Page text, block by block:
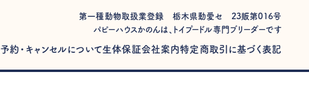
第一種動物取扱業登録 栃木県動愛セ 23販第016号
パピーハウスかのんは、トイプードル専門ブリーダーです
予約・キャンセルについて生体保証会社案内特定商取引に基づく表記